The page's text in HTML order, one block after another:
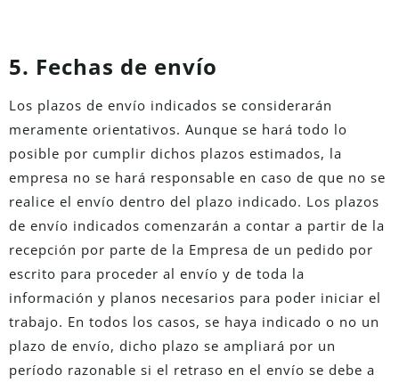
5. Fechas de envío
Los plazos de envío indicados se considerarán
meramente orientativos. Aunque se hará todo lo
posible por cumplir dichos plazos estimados, la
empresa no se hará responsable en caso de que no se
realice el envío dentro del plazo indicado. Los plazos
de envío indicados comenzarán a contar a partir de la
recepción por parte de la Empresa de un pedido por
escrito para proceder al envío y de toda la
información y planos necesarios para poder iniciar el
trabajo. En todos los casos, se haya indicado o no un
plazo de envío, dicho plazo se ampliará por un
período razonable si el retraso en el envío se debe a